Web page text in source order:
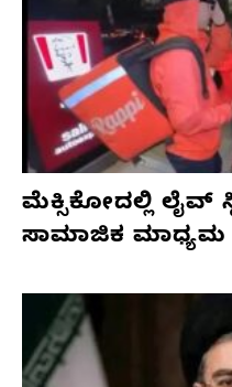
ಮೆಕ್ಸಿಕೋದಲ್ಲಿ ಲೈವ್
ಸಾಮಾಜಿಕ ಮಾಧ್ಯಮ